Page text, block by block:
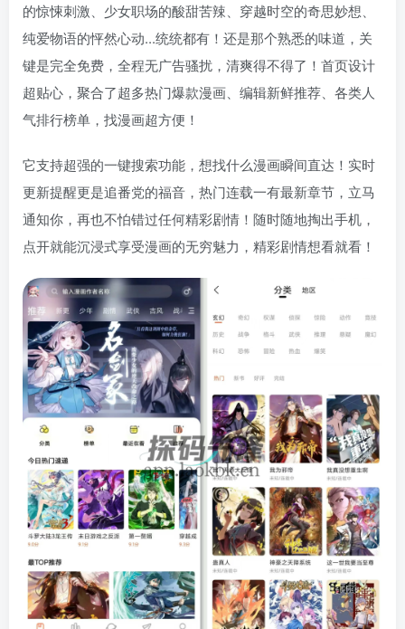
的惊悚刺激、少女职场的酸甜苦辣、穿越时空的奇思妙想、
纯爱物语的怦然心动...统统都有！还是那个熟悉的味道，关
键是完全免费，全程无广告骚扰，清爽得不得了！首页设计
超贴心，聚合了超多热门爆款漫画、编辑新鲜推荐、各类人
气排行榜单，找漫画超方便！
它支持超强的一键搜索功能，想找什么漫画瞬间直达！实时
更新提醒更是追番党的福音，热门连载一有最新章节，立马
通知你，再也不怕错过任何精彩剧情！随时随地掏出手机，
点开就能沉浸式享受漫画的无穷魅力，精彩剧情想看就看！